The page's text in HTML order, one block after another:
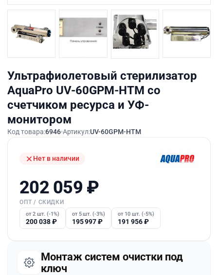
Ультрафиолетовый стерилизатор
AquaPro UV-60GPM-HTM cо
счетчиком ресурса и УФ-
монитором
Код товара:6946 Артикул:UV-60GPM-HTM
Нет в наличии
202 059 ₽
ОПТ / СКИДКИ
от 2 шт. (-1%)
200 038₽
от 5 шт. (-3%)
195 997₽
от 10 шт. (-5%)
191 956₽
Монтаж систем очистки под
ключ